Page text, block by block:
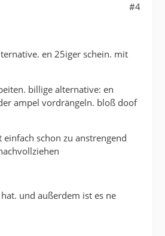
#4
en 25iger schein. mit
billige alternative: en
ampel vordrängeln. bloß doof
schon zu anstrengend
und außerdem ist es ne